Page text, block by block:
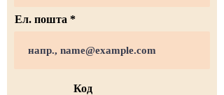
Ел. пошта
Код